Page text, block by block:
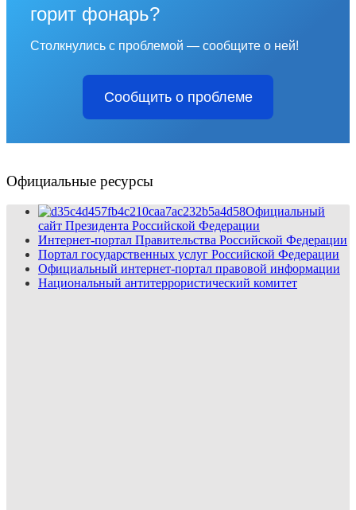
горит фонарь?
Столкнулись с проблемой — сообщите о ней!
Сообщить о проблеме
Официальные ресурсы
Официальный
сайт Президента Российской Федерации
Интернет-портал Правительства Российской Федерации
Портал государственных услуг Российской Федерации
Официальный интернет-портал правовой информации
Национальный антитеррористический комитет